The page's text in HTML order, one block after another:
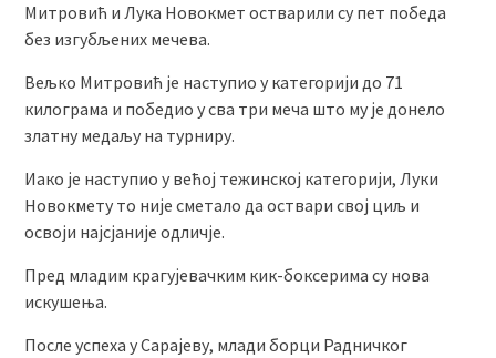
Митровић и Лука Новокмет остварили су пет победа
без изгубљених мечева.
Вељко Митровић је наступио у категорији до 71
килограма и победио у сва три меча што му је донело
златну медаљу на турниру.
Иако је наступио у већој тежинској категорији, Луки
Новокмету то није сметало да оствари свој циљ и
освоји најсјаније одличје.
Пред младим крагујевачким кик-боксерима су нова
искушења.
После успеха у Сарајеву, млади борци Радничког